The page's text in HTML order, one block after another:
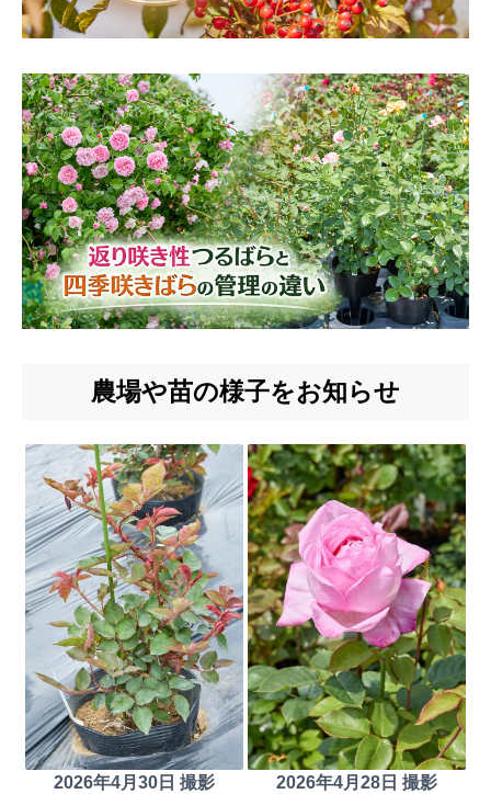
農場や苗の様子をお知らせ
2026年4月30日 撮影 2026年4月28日 撮影